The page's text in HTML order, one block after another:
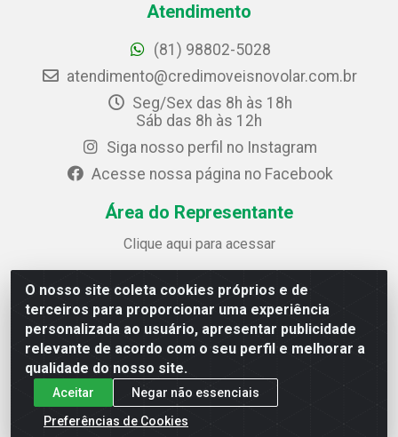
O nosso site coleta cookies próprios e de
terceiros para proporcionar uma experiência
personalizada ao usuário, apresentar publicidade
relevante de acordo com o seu perfil e melhorar a
qualidade do nosso site.
Aceitar
Negar não essenciais
Preferências de Cookies
Atendimento
(81) 98802-5028
atendimento@credimoveisnovolar.com.br
Seg/Sex das 8h às 18h
Sáb das 8h às 12h
Siga nosso perfil no Instagram
Acesse nossa página no Facebook
Área do Representante
Clique aqui para acessar
Credimóveis Novolar Ltda
Rua José Alves Bezerra, 430 - Prazeres - Jaboatão dos
Guararapes / PE - CEP 54.325-610
CNPJ: 09.930.165/0013-70